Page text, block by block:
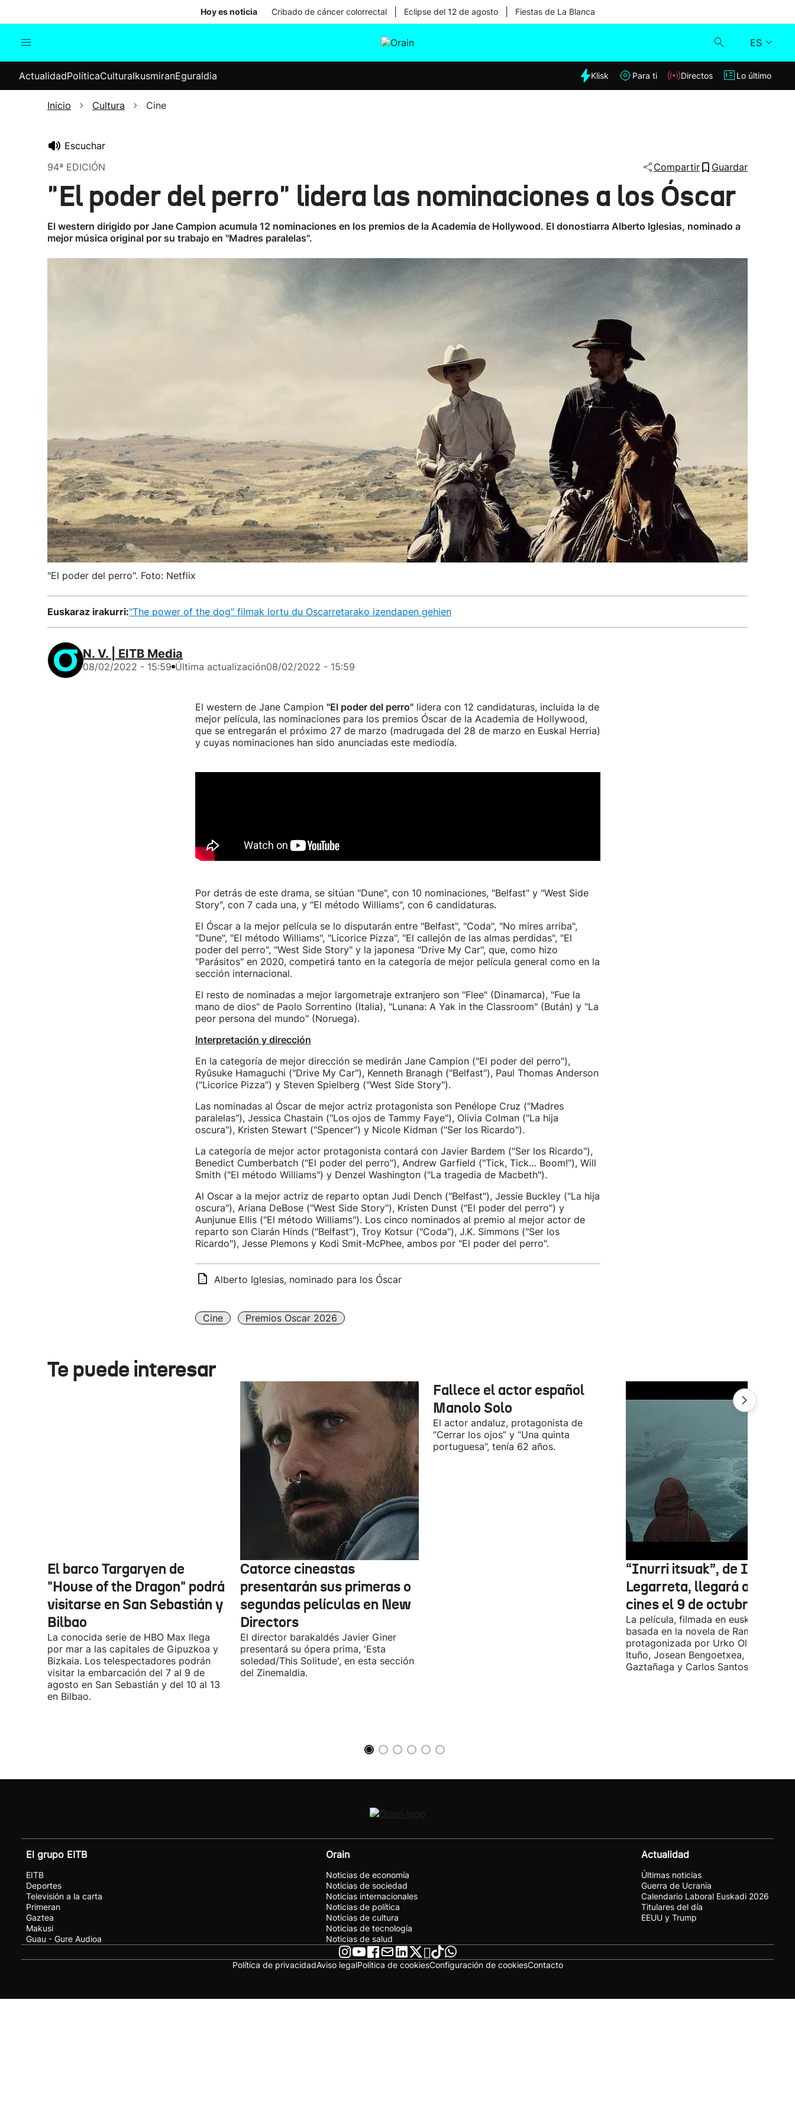
Hoy es noticia Cribado de cáncer colorrectal Eclipse del 12 de agosto Fiestas de La Blanca
ES
Internacional
Elecciones
Klisk
Lo último
ActualidadPolíticaCulturaIkusmiranEguraldia Klisk Para ti Directos Lo último
Inicio Cultura Cine
Escuchar
94ª EDICIÓN
Compartir Guardar
"El poder del perro" lidera las nominaciones a los Óscar
El western dirigido por Jane Campion acumula 12 nominaciones en los premios de la Academia de Hollywood. El donostiarra Alberto Iglesias, nominado a
mejor música original por su trabajo en "Madres paralelas".
"El poder del perro". Foto: Netflix
Euskaraz irakurri:"The power of the dog" filmak lortu du Oscarretarako izendapen gehien
N. V. | EITB Media
08/02/2022 - 15:59 Última actualización08/02/2022 - 15:59
El western de Jane Campion "El poder del perro"lidera con 12 candidaturas, incluida la de
mejor película, las nominaciones para los premios Óscar de la Academia de Hollywood,
que se entregarán el próximo 27 de marzo (madrugada del 28 de marzo en Euskal Herria)
y cuyas nominaciones han sido anunciadas este mediodía.
Por detrás de este drama, se sitúan "Dune", con 10 nominaciones, "Belfast" y "West Side
Story", con 7 cada una, y "El método Williams", con 6 candidaturas.
El Óscar a la mejor película se lo disputarán entre "Belfast", "Coda", "No mires arriba",
"Dune", "El método Williams", "Licorice Pizza", "El callejón de las almas perdidas", "El
poder del perro", "West Side Story" y la japonesa "Drive My Car", que, como hizo
"Parásitos" en 2020, competirá tanto en la categoría de mejor película general como en la
sección internacional.
El resto de nominadas a mejor largometraje extranjero son "Flee" (Dinamarca), "Fue la
mano de dios" de Paolo Sorrentino (Italia), "Lunana: A Yak in the Classroom" (Bután) y "La
peor persona del mundo" (Noruega).
Interpretación y dirección
En la categoría de mejor dirección se medirán Jane Campion ("El poder del perro"),
Ryûsuke Hamaguchi ("Drive My Car"), Kenneth Branagh ("Belfast"), Paul Thomas Anderson
("Licorice Pizza") y Steven Spielberg ("West Side Story").
Las nominadas al Óscar de mejor actriz protagonista son Penélope Cruz ("Madres
paralelas"), Jessica Chastain ("Los ojos de Tammy Faye"), Olivia Colman ("La hija
oscura"), Kristen Stewart ("Spencer") y Nicole Kidman ("Ser los Ricardo").
La categoría de mejor actor protagonista contará con Javier Bardem ("Ser los Ricardo"),
Benedict Cumberbatch ("El poder del perro"), Andrew Garfield ("Tick, Tick… Boom!"), Will
Smith ("El método Williams") y Denzel Washington ("La tragedia de Macbeth").
Al Oscar a la mejor actriz de reparto optan Judi Dench ("Belfast"), Jessie Buckley ("La hija
oscura"), Ariana DeBose ("West Side Story"), Kristen Dunst ("El poder del perro") y
Aunjunue Ellis ("El método Williams"). Los cinco nominados al premio al mejor actor de
reparto son Ciarán Hinds ("Belfast"), Troy Kotsur ("Coda"), J.K. Simmons ("Ser los
Ricardo"), Jesse Plemons y Kodi Smit-McPhee, ambos por "El poder del perro".
Alberto Iglesias, nominado para los Óscar
Cine Premios Oscar 2026
Te puede interesar
El barco Targaryen de
"House of the Dragon" podrá
visitarse en San Sebastián y
Bilbao
La conocida serie de HBO Max llega
por mar a las capitales de Gipuzkoa y
Bizkaia. Los telespectadores podrán
visitar la embarcación del 7 al 9 de
agosto en San Sebastián y del 10 al 13
en Bilbao.
Catorce cineastas
presentarán sus primeras o
segundas películas en New
Directors
El director barakaldés Javier Giner
presentará su ópera prima, 'Esta
soledad/This Solitude', en esta sección
del Zinemaldia.
Fallece el actor español
Manolo Solo
El actor andaluz, protagonista de
“Cerrar los ojos” y “Una quinta
portuguesa”, tenía 62 años.
“Inurri itsuak”, de Igor
Legarreta, llegará a los
cines el 9 de octubre
La película, filmada en euskera, está
basada en la novela de Ramiro
protagonizada por Urko Olazabal,
Ituño, Josean Bengoetxea, Miren
Gaztañaga y Carlos Santos.
El grupo EITB
EITB
Deportes
Televisión a la carta
Primeran
Gaztea
Makusi
Guau - Gure Audioa
Orain
Noticias de economía
Noticias de sociedad
Noticias internacionales
Noticias de política
Noticias de cultura
Noticias de tecnología
Noticias de salud
Actualidad
Últimas noticias
Guerra de Ucrania
Calendario Laboral Euskadi 2026
Titulares del día
EEUU y Trump
Política de privacidadAviso legalPolítica de cookiesConfiguración de cookiesContacto